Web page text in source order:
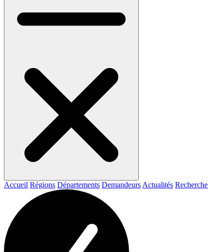
Accueil Régions Départements Demandeurs Actualités Recherche